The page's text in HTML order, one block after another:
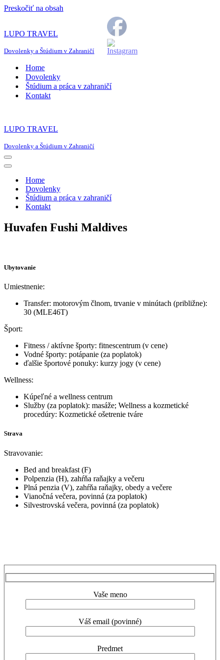
Preskočiť na obsah
LUPO TRAVEL
Dovolenky a Štúdium v Zahraničí
Home
Dovolenky
Štúdium a práca v zahraničí
Kontakt
LUPO TRAVEL
Dovolenky a Štúdium v Zahraničí
Menu
navigácie
Menu
navigácieHome
Dovolenky
Štúdium a práca v zahraničí
Kontakt
Huvafen Fushi Maldives
Ubytovanie
Umiestnenie:
Transfer: motorovým člnom, trvanie v minútach (približne):
30 (MLE46T)
Šport:
Fitness / aktívne športy: fitnescentrum (v cene)
Vodné športy: potápanie (za poplatok)
ďalšie športové ponuky: kurzy jogy (v cene)
Wellness:
Kúpeľné a wellness centrum
Služby (za poplatok): masáže; Wellness a kozmetické
procedúry: Kozmetické ošetrenie tváre
Strava
Stravovanie:
Bed and breakfast (F)
Polpenzia (H), zahŕňa raňajky a večeru
Plná penzia (V), zahŕňa raňajky, obedy a večere
Vianočná večera, povinná (za poplatok)
Silvestrovská večera, povinná (za poplatok)
Vaše meno
Váš email (povinné)
Predmet